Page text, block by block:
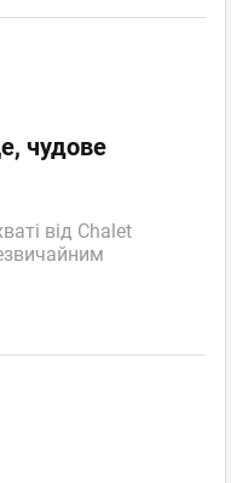
чудове
від Chalet